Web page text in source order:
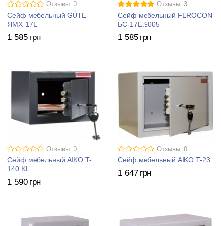
Отзывы: 0
Сейф мебельный GÜTE
ЯМХ-17Е
1 585 грн
Отзывы: 3
Сейф мебельный FEROCON
БС-17Е.9005
1 585 грн
Отзывы: 0
Сейф мебельный AIKO T-
140 KL
1 590 грн
Отзывы: 0
Сейф мебельный AIKO T-23
1 647 грн